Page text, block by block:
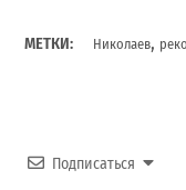
МЕТКИ: Николаев,
Подписаться